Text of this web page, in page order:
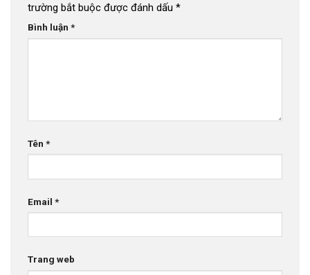
trường bắt buộc được đánh dấu *
Bình luận *
Tên *
Email *
Trang web